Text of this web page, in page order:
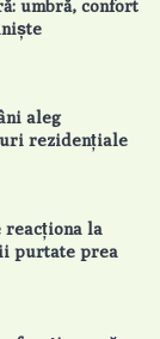
umbră, confort
aleg
rezidențiale
reacționa la
purtate prea